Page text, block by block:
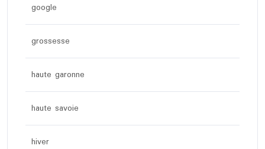
google
grossesse
haute garonne
haute savoie
hiver